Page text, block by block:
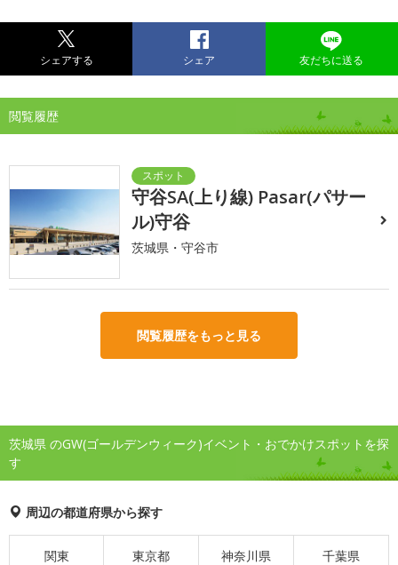
シェアする シェア 友だちに送る
閲覧履歴
守谷SA(上り線) Pasar(パサー
ル)守谷
茨城県・守谷市
閲覧履歴をもっと見る
茨城県 のGW(ゴールデンウィーク)イベント・おでかけスポットを探
す
周辺の都道府県から探す
関東 東京都 神奈川県 千葉県